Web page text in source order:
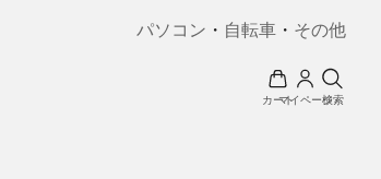
パソコン ・ 自転車 ・ その他
カートマイページ検索